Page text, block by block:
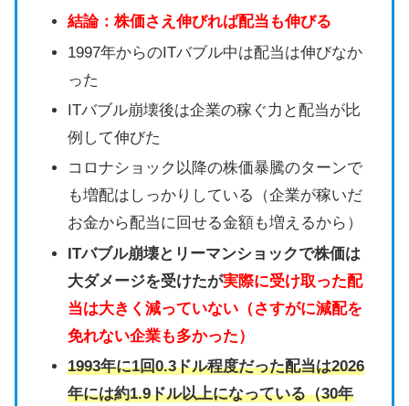
結論：株価さえ伸びれば配当も伸びる
1997年からのITバブル中は配当は伸びなか
った
ITバブル崩壊後は企業の稼ぐ力と配当が比
例して伸びた
コロナショック以降の株価暴騰のターンで
も増配はしっかりしている（企業が稼いだ
お金から配当に回せる金額も増えるから）
ITバブル崩壊とリーマンショックで株価は
大ダメージを受けたが実際に受け取った配
当は大きく減っていない（さすがに減配を
免れない企業も多かった）
1993年に1回0.3ドル程度だった配当は2026
年には約1.9ドル以上になっている（30年